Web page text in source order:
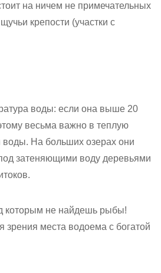
на ничем не примечательных
крепости (участки с
воды: если она выше 20
весьма важно в теплую
воды. На больших озерах они
затеняющими воду деревьями
которым не найдешь рыбы!
зрения места водоема с богатой